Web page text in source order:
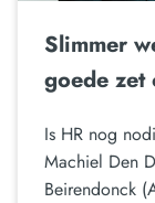
Slimmer
goede
Is HR nog
Machiel Den
Beirendonck